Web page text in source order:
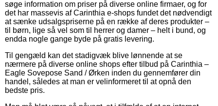
søge information om priser på diverse online firmaer, og for
det har massevis af Carinthia e-shops fundet det nødvendigt
at sænke udsalgspriserne på en række af deres produkter –
til børn, lige så vel som til herrer og damer – helt i bund, og
endda nogle gange byde på gratis levering.
Til gengæld kan det stadigvæk blive lønnende at se
nærmere på diverse online shops efter tilbud på Carinthia –
Eagle Sovepose Sand / Ørken inden du gennemfører din
handel, således at man er velinformeret til at opnå den
bedste pris.